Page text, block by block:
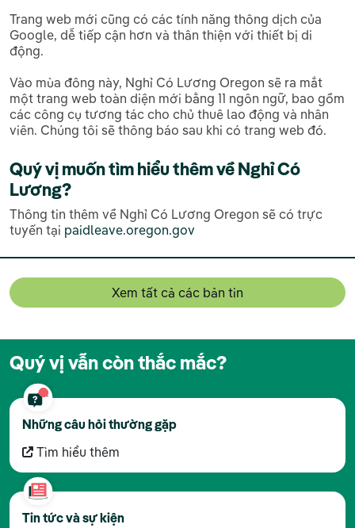
Trang web mới cũng có các tính năng thông dịch của
Google, dễ tiếp cận hơn và thân thiện với thiết bị di
động.
Vào mùa đông này, Nghỉ Có Lương Oregon sẽ ra mắt
một trang web toàn diện mới bằng 11 ngôn ngữ, bao gồm
các công cụ tương tác cho chủ thuê lao động và nhân
viên. Chúng tôi sẽ thông báo sau khi có trang web đó.
Quý vị muốn tìm hiểu thêm về Nghỉ Có
Lương?
Thông tin thêm về Nghỉ Có Lương Oregon sẽ có trực
tuyến tại paidleave.oregon.gov
Xem tất cả các bản tin
Quý vị vẫn còn thắc mắc?
Những câu hỏi thường gặp
Tìm hiểu thêm
Tin tức và sự kiện